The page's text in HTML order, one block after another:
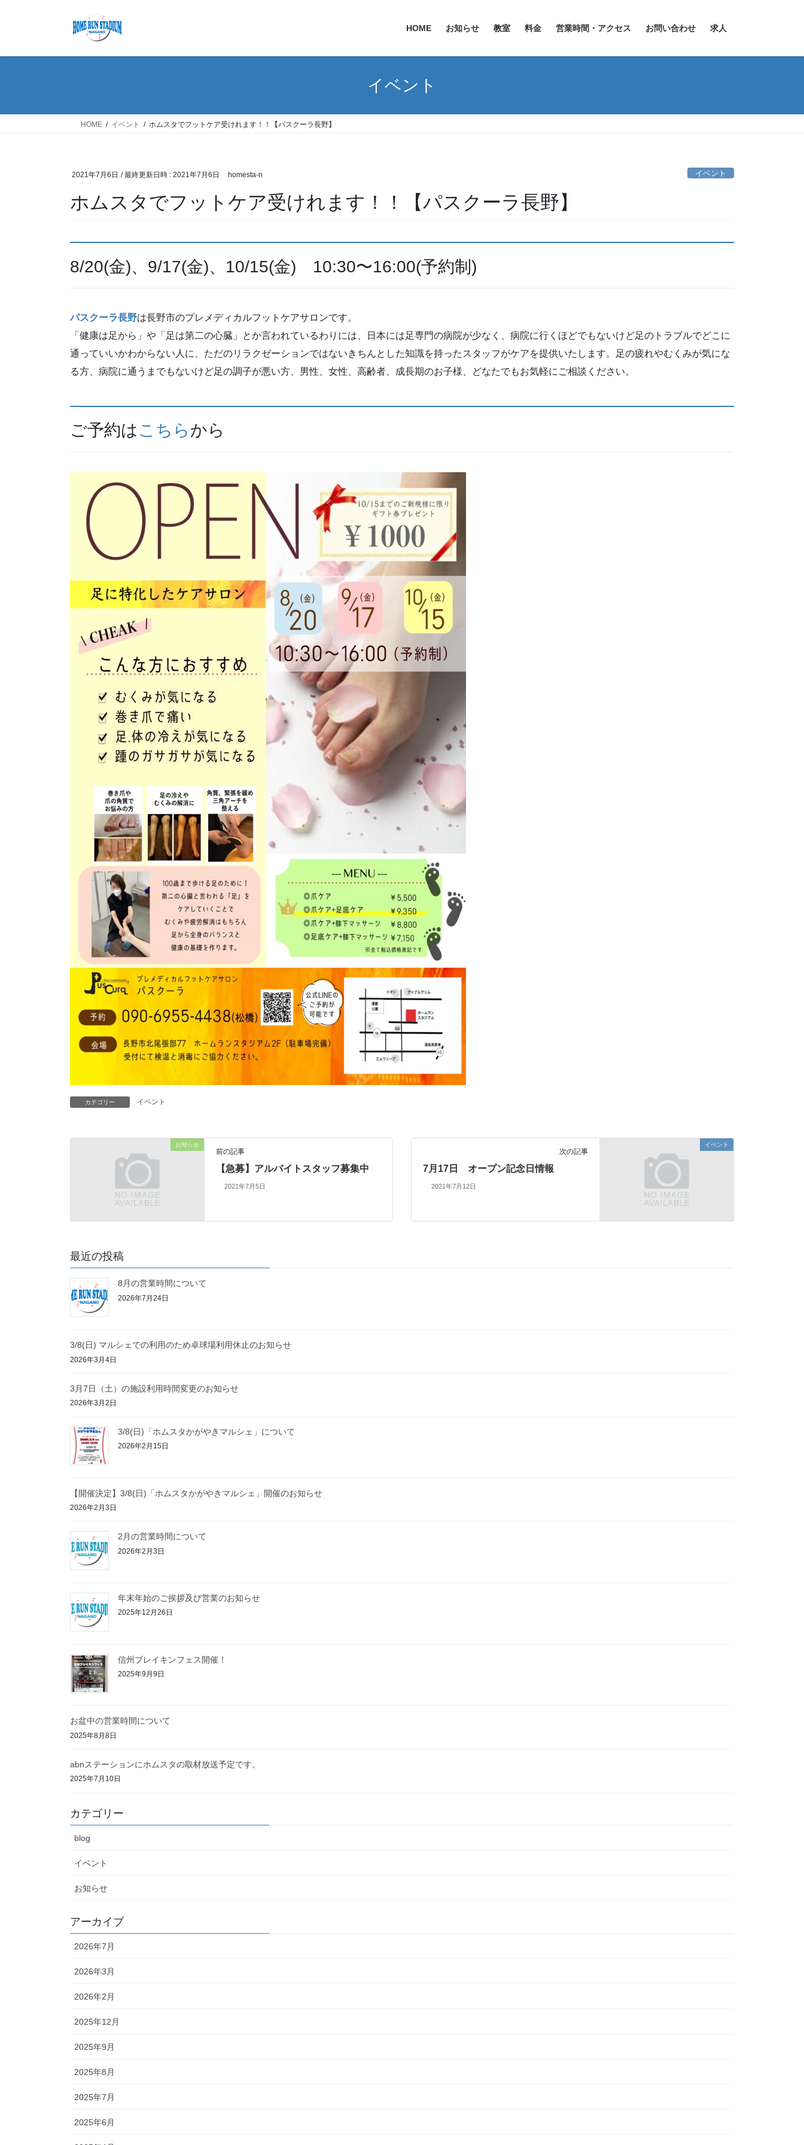
HOME お知らせ 教室 料金 営業時間・アクセス お問い合わせ 求人
イベント
HOME イベント ホムスタでフットケア受けれます！！【パスクーラ長野】
2021年7月6日 / 最終更新日時 : 2021年7月6日 homesta-n イベント
ホムスタでフットケア受けれます！！【パスクーラ長野】
8/20(金)、9/17(金)、10/15(金) 10:30〜16:00(予約制)
パスクーラ長野は長野市のプレメディカルフットケアサロンです。
「健康は足から」や「足は第二の心臓」とか言われているわりには、日本には足専門の病院が少なく、病院に行くほどでもないけど足のトラブルでどこに
通っていいかわからない人に、ただのリラクゼーションではないきちんとした知識を持ったスタッフがケアを提供いたします。足の疲れやむくみが気にな
る方、病院に通うまでもないけど足の調子が悪い方、男性、女性、高齢者、成長期のお子様、どなたでもお気軽にご相談ください。
ご予約はこちらから
カテゴリー イベント
お知らせ
前の記事
【急募】アルバイトスタッフ募集中
2021年7月5日
イベント
次の記事
7月17日 オープン記念日情報
2021年7月12日
最近の投稿
8月の営業時間について
2026年7月24日
3/8(日) マルシェでの利用のため卓球場利用休止のお知らせ
2026年3月4日
3月7日（土）の施設利用時間変更のお知らせ
2026年3月2日
3/8(日)「ホムスタかがやきマルシェ」について
2026年2月15日
【開催決定】3/8(日)「ホムスタかがやきマルシェ」開催のお知らせ
2026年2月3日
2月の営業時間について
2026年2月3日
年末年始のご挨拶及び営業のお知らせ
2025年12月26日
信州ブレイキンフェス開催！
2025年9月9日
お盆中の営業時間について
2025年8月8日
abnステーションにホムスタの取材放送予定です。
2025年7月10日
カテゴリー
blog
イベント
お知らせ
アーカイブ
2026年7月
2026年3月
2026年2月
2025年12月
2025年9月
2025年8月
2025年7月
2025年6月